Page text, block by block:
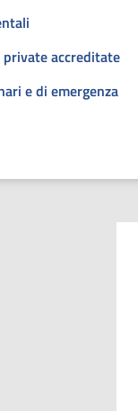
accreditate
e di emergenza